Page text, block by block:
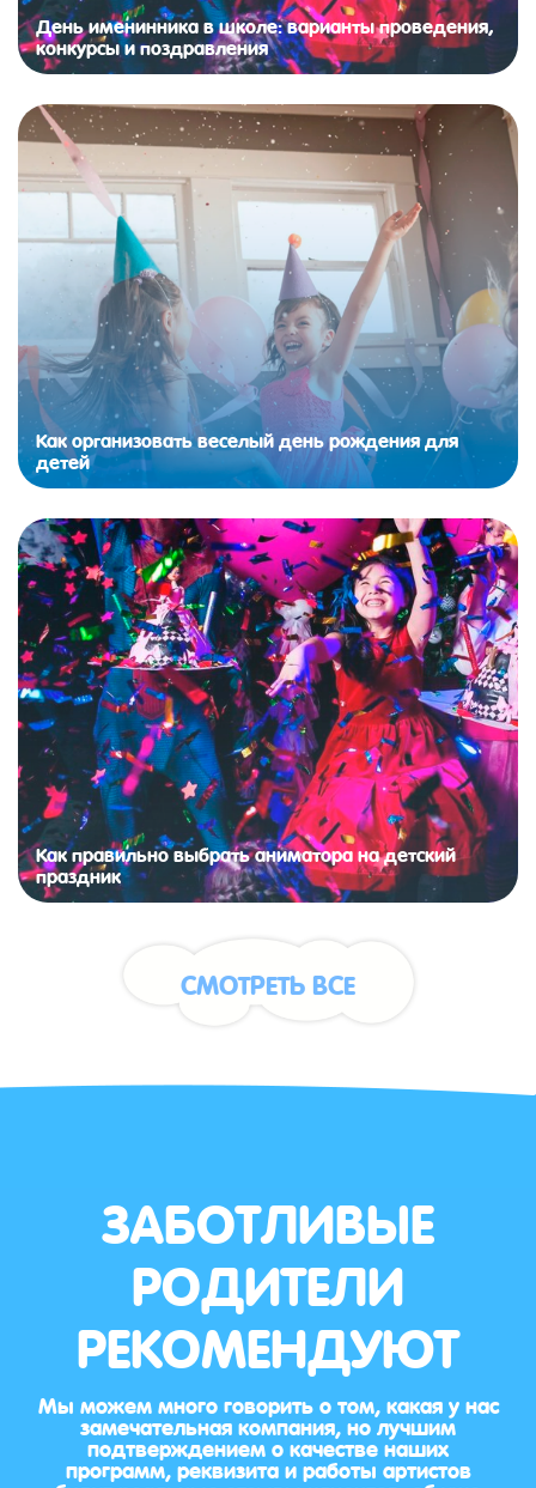
День именинника в школе: варианты проведения,
конкурсы и поздравления
Как организовать веселый день рождения для
детей
Как правильно выбрать аниматора на детский
праздник
СМОТРЕТЬ ВСЕ
ЗАБОТЛИВЫЕ
РОДИТЕЛИ
РЕКОМЕНДУЮТ
Мы можем много говорить о том, какая у нас
замечательная компания, но лучшим
подтверждением о качестве наших
программ, реквизита и работы артистов